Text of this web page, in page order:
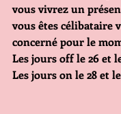
vous vivrez un
vous êtes célibataire
concerné pour le
Les jours off le 26 et
Les jours on le 28 et